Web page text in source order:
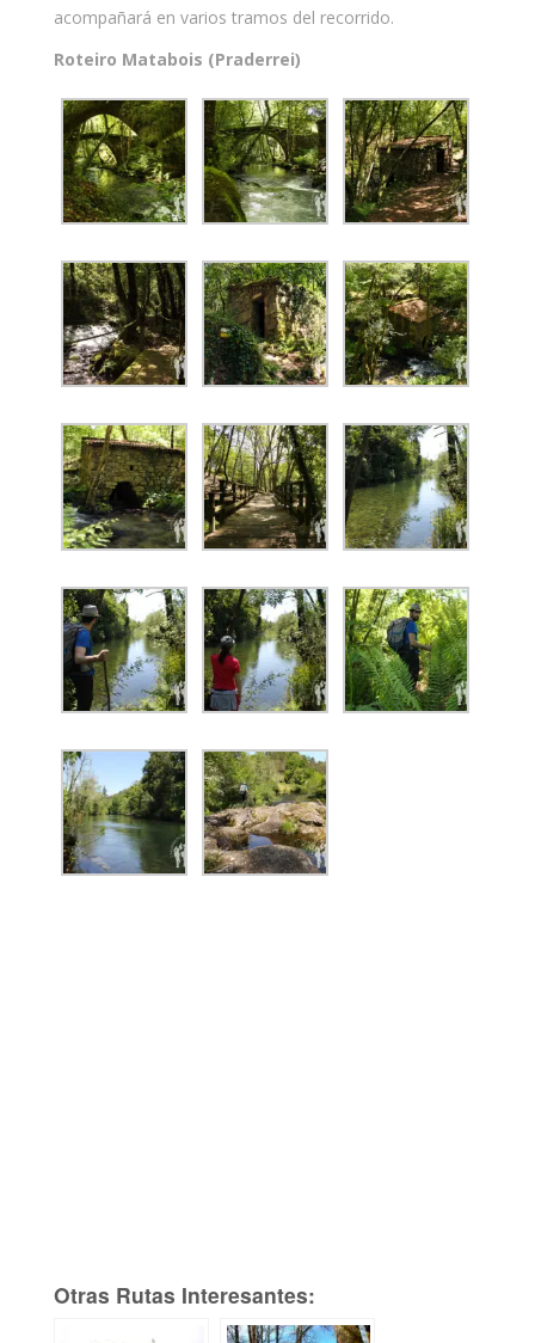
acompañará en varios tramos del recorrido.
Roteiro Matabois (Praderrei)
Otras Rutas Interesantes: